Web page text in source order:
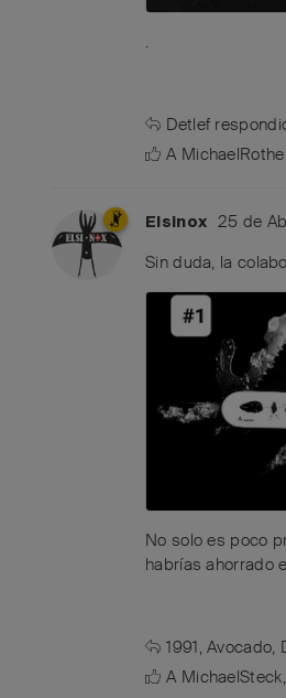
.
Detlef
A
Elsinox 25 de
Sin duda, la
No solo es poco
habrías ahorrado
1991,Avocado,
A MichaelSteck,